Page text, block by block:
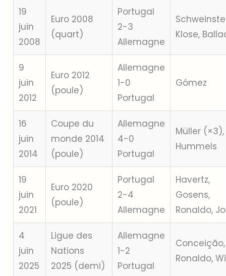
19
juin
2008
Euro 2008
(quart)
Portugal
2-3
Allemagne
Klose,
9
juin
2012
Euro 2012
(poule)
Allemagne
1-0
Portugal
Gómez
16
juin
2014
Coupe du
monde 2014
(poule)
Allemagne
4-0
Portugal
Müller (×3),
Hummels
19
juin
2021
Euro 2020
(poule)
Portugal
2-4
Allemagne
Havertz,
Gosens,
Ronaldo,
4
juin
2025
Ligue des
Nations
2025 (demi)
Allemagne
1-2
Portugal
Conceição,
Ronaldo,